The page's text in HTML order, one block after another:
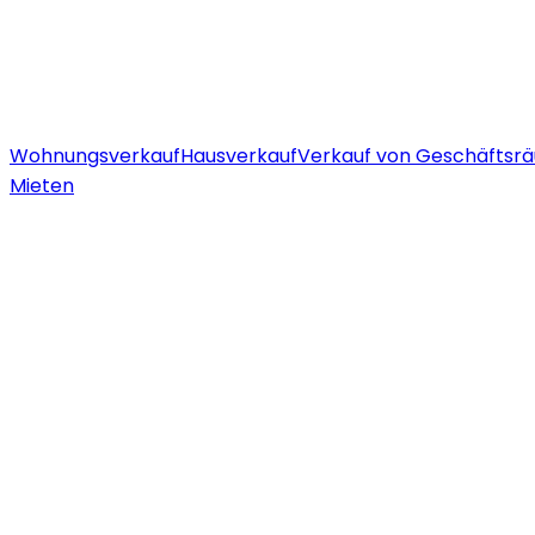
WohnungsverkaufHausverkaufVerkauf von
Mieten